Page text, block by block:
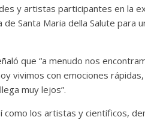
y artistas participantes en la
de Santa Maria della Salute para
que “a menudo nos
vivimos con emociones
muy lejos”.
como los artistas y científicos,